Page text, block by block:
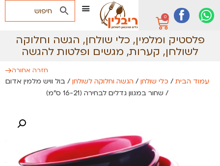
0
פלסטיק ומלמין, כלי שולחן, הגשה וחלוקה
לשולחן, קערות, מגשים ופלטות להגשה
עמוד הבית / כלי שולחן / הגשה וחלוקה לשולחן / בול וויש מלמין אדום
/ שחור במגוון גדלים לבחירה (16-21 ס״מ)
חזרה אחורה